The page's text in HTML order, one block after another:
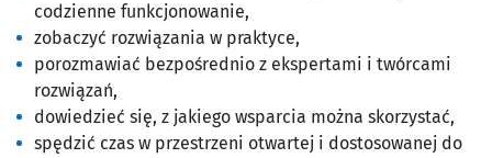
codzienne funkcjonowanie,
zobaczyć rozwiązania w praktyce,
porozmawiać bezpośrednio z ekspertami i twórcami
rozwiązań,
dowiedzieć się, z jakiego wsparcia można skorzystać,
spędzić czas w przestrzeni otwartej i dostosowanej do